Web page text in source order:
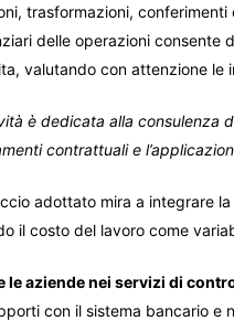
trasformazioni, conferimenti
delle operazioni consente
valutando con attenzione le
è dedicata alla
contrattuali e
adottato mira a integrare
il costo del lavoro come
le aziende nei servizi di
con il sistema bancario e